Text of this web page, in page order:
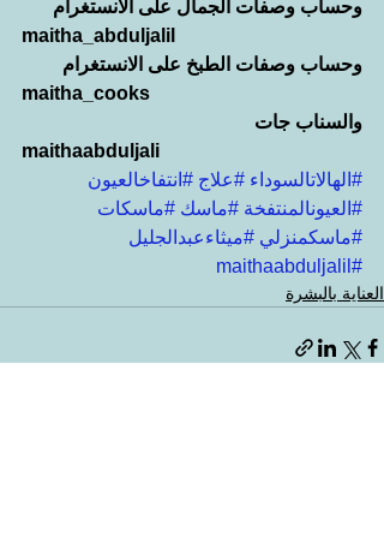
وحساب وصفات الجمال على الانستغرام
maitha_abduljalil
وحساب وصفات الطبخ على الانستغرام
maitha_cooks
والسناب جات
maithaabduljali
#الهالاتالسوداء #علاج #انتفاخالعيون
#العيونالمنتفخة #ماسك #ماسكات
#ماسكمنزلي #ميثاءعبدالجليل
#maithaabduljalil
العناية بالبشرة